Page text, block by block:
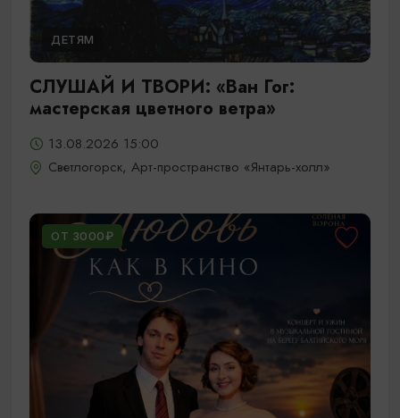
ДЕТЯМ
СЛУШАЙ И ТВОРИ: «Ван Гог:
мастерская цветного ветра»
13.08.2026 15:00
Светлогорск, Арт-пространство «Янтарь-холл»
ОТ 3000₽